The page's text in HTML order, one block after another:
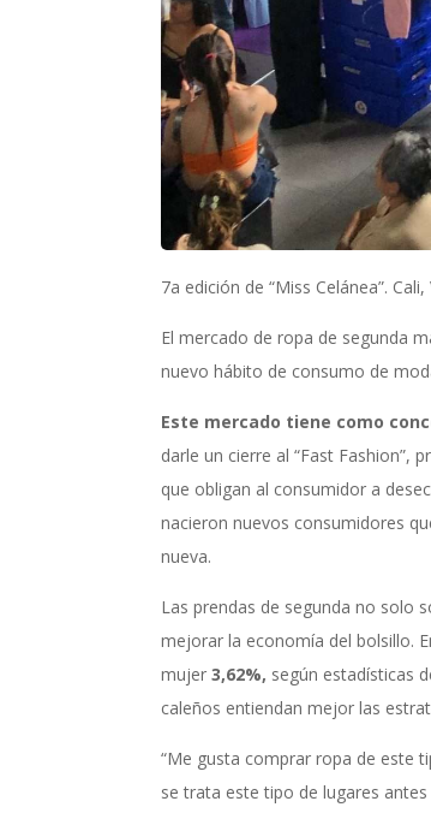
7a edición de “Miss Celánea”.
El mercado de ropa de segunda
nuevo hábito de consumo de
Este mercado tiene como
darle un cierre al “Fast Fashion”,
que obligan al consumidor a
nacieron nuevos consumidores
nueva.
Las prendas de segunda no solo
mejorar la economía del bolsillo.
mujer3,62%, según estadísticas
caleños entiendan mejor las
“Me gusta comprar ropa de este
se trata este tipo de lugares